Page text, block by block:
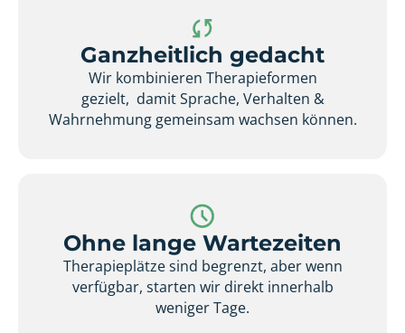
Ganzheitlich gedacht
Wir kombinieren Therapieformen
gezielt, damit Sprache, Verhalten &
Wahrnehmung gemeinsam wachsen können.
Ohne lange Wartezeiten
Therapieplätze sind begrenzt, aber wenn
verfügbar, starten wir direkt innerhalb
weniger Tage.